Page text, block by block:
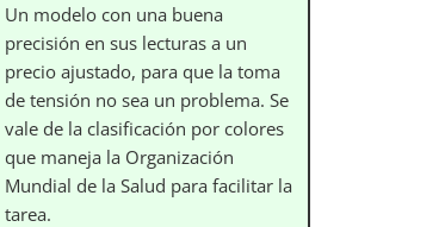
Un modelo con una buena
precisión en sus lecturas a un
precio ajustado, para que la toma
de tensión no sea un problema. Se
vale de la clasificación por colores
que maneja la Organización
Mundial de la Salud para facilitar la
tarea.